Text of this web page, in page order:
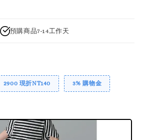
預購商品7-14工作天
2900 現折NT140 3% 購物金